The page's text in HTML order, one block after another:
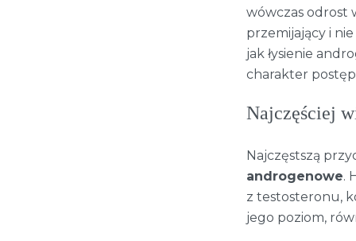
wówczas odrost
przemijający i
jak łysienie
charakter
Najczęściej
Najczęstszą
androgenowe.
z testosteronu,
jego poziom,